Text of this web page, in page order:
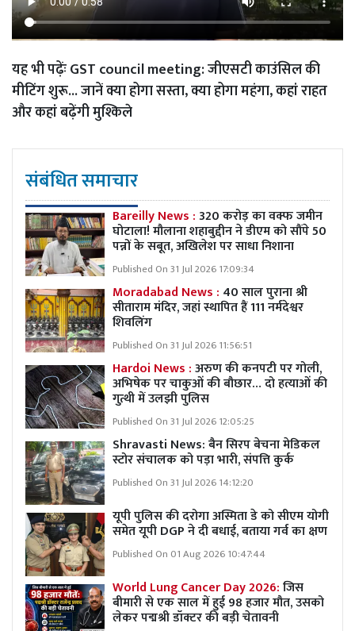
यह भी पढ़ेंःGST council meeting: जीएसटी काउंसिल की
मीटिंग शुरू... जानें क्या होगा सस्ता, क्या होगा महंगा, कहां राहत
और कहां बढ़ेंगी मुश्किले
संबंधित समाचार
Bareilly News :320 करोड़ का वक्फ जमीन
घोटाला! मौलाना शहाबुद्दीन ने डीएम को सौंपे 50
पन्नों के सबूत, अखिलेश पर साधा निशाना
Published On 31 Jul 2026 17:09:34
Moradabad News : 40 साल पुराना श्री
सीताराम मंदिर, जहां स्थापित हैं 111 नर्मदेश्वर
शिवलिंग
Published On 31 Jul 2026 11:56:51
Hardoi News :अरुण की कनपटी पर गोली,
अभिषेक पर चाकुओं की बौछार… दो हत्याओं की
गुत्थी में उलझी पुलिस
Published On 31 Jul 2026 12:05:25
Shravasti News:बैन सिरप बेचना मेडिकल
स्टोर संचालक को पड़ा भारी, संपत्ति कुर्क
Published On 31 Jul 2026 14:12:20
यूपी पुलिस की दरोगा अस्मिता डे को सीएम योगी
समेत यूपी DGP ने दी बधाई, बताया गर्व का क्षण
Published On 01 Aug 2026 10:47:44
World Lung Cancer Day 2026:जिस
बीमारी से एक साल में हुई 98 हजार मौत, उसको
लेकर पद्मश्री डॉक्टर की बड़ी चेतावनी